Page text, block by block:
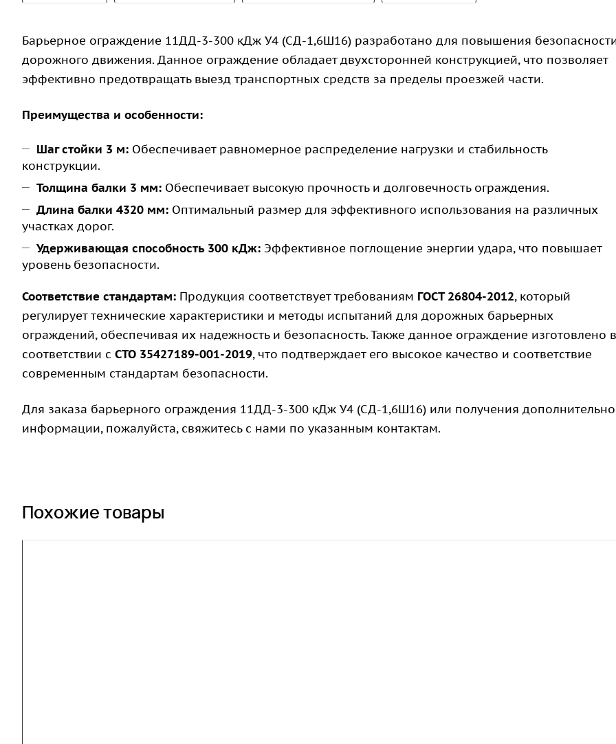
Барьерное ограждение 11ДД-3-300 кДж У4 (СД-1,6Ш16) разработано для повышения
дорожного движения. Данное ограждение обладает двухсторонней конструкцией, что позволяет
эффективно предотвращать выезд транспортных средств за пределы проезжей части.
Преимущества и особенности:
Шаг стойки 3 м: Обеспечивает равномерное распределение нагрузки и стабильность
конструкции.
Толщина балки 3 мм: Обеспечивает высокую прочность и долговечность ограждения.
Длина балки 4320 мм: Оптимальный размер для эффективного использования на различных
участках дорог.
Удерживающая способность 300 кДж: Эффективное поглощение энергии удара, что повышает
уровень безопасности.
Соответствие стандартам: Продукция соответствует требованиям ГОСТ 26804-2012, который
регулирует технические характеристики и методы испытаний для дорожных барьерных
ограждений, обеспечивая их надежность и безопасность. Также данное ограждение изготовлено в
соответствии с СТО 35427189-001-2019, что подтверждает его высокое качество и соответствие
современным стандартам безопасности.
Для заказа барьерного ограждения 11ДД-3-300 кДж У4 (СД-1,6Ш16) или получения
информации, пожалуйста, свяжитесь с нами по указанным контактам.
Похожие товары